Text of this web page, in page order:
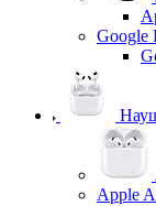
Google
Apple